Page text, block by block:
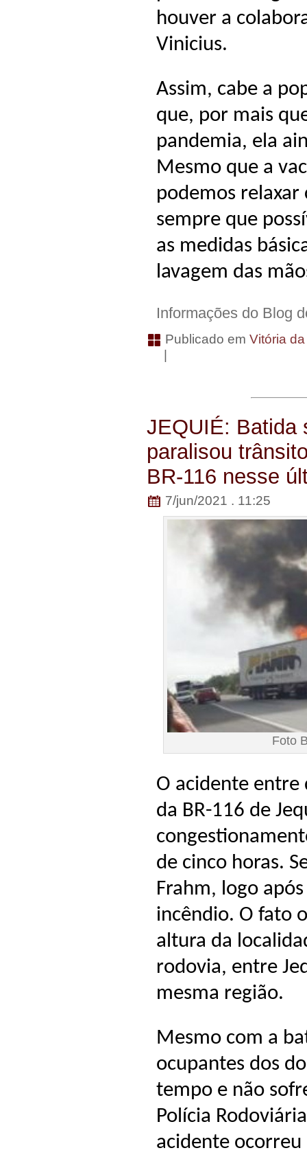
houver a
Vinicius.
Assim, cabe a
que, por mais
pandemia, ela
Mesmo que a
podemos relaxar
sempre que
as medidas
lavagem das
Informações do Blog
Publicado em Vitória
JEQUIÉ: Batida
paralisou
BR-116 nesse
7/jun/2021 . 11:25
Foto
O acidente entre
da BR-116 de
de cinco horas.
Frahm, logo
incêndio. O fato
altura da
rodovia, entre
mesma região.
Mesmo com a
ocupantes dos
tempo e não
Polícia
acidente ocorreu